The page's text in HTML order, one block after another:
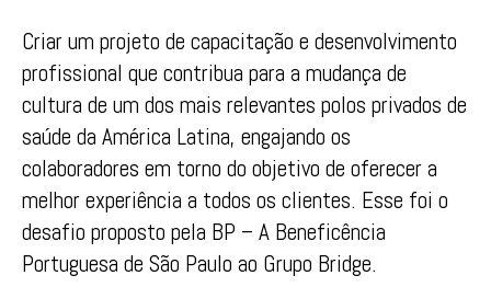
Criar um projeto de capacitação e desenvolvimento
profissional que contribua para a mudança de
cultura de um dos mais relevantes polos privados de
saúde da América Latina, engajando os
colaboradores em torno do objetivo de oferecer a
melhor experiência a todos os clientes. Esse foi o
desafio proposto pela BP – A Beneficência
Portuguesa de São Paulo ao Grupo Bridge.